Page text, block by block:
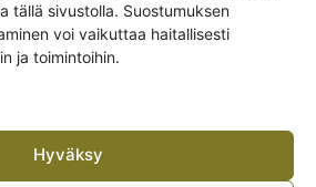
tällä sivustolla. Suostumuksen
voi vaikuttaa haitallisesti
ja toimintoihin.
Hyväksy
want the discount